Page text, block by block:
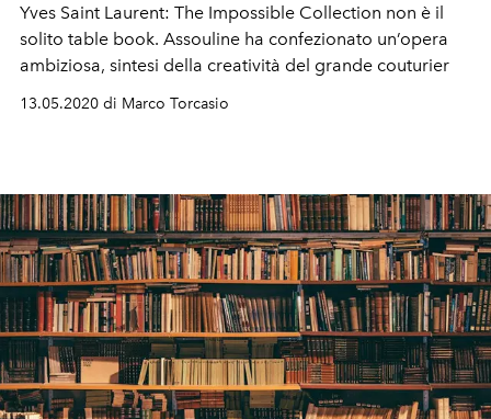
Yves Saint Laurent: The Impossible Collection non è il
solito table book. Assouline ha confezionato un’opera
ambiziosa, sintesi della creatività del grande couturier
13.05.2020 di Marco Torcasio